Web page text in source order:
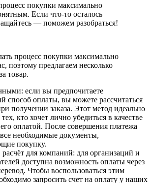
покупки максимально
Если что-то осталось
— поможем разобраться!
процесс покупки максимально
поэтому предлагаем несколько
товар.
: если вы предпочитаете
способ оплаты, вы можете рассчитаться
получении заказа. Этот метод идеально
кто хочет лично убедиться в качестве
оплатой. После совершения платежа
необходимые документы,
покупку.
для компаний: для организаций и
доступна возможность оплаты через
Чтобы воспользоваться этим
запросить счет на оплату у наших